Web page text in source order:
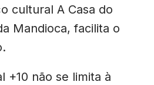
cultural A Casa do
Mandioca, facilita o
+10 não se limita à